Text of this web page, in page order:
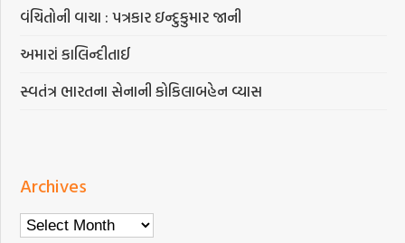
વંચિતોની વાચા : પત્રકાર ઇન્દુકુમાર જાની
અમારાં કાલિન્દીતાઈ
સ્વતંત્ર ભારતના સેનાની કોકિલાબહેન વ્યાસ
Archives
Archives